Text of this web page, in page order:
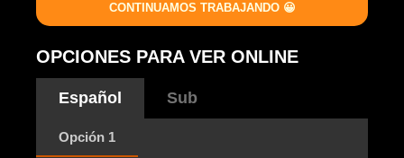
CONTINUAMOS TRABAJANDO 😀
OPCIONES PARA VER ONLINE
Español Sub
Opción 1